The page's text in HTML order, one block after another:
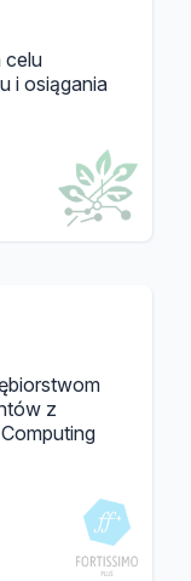
celu
i osiągania
z